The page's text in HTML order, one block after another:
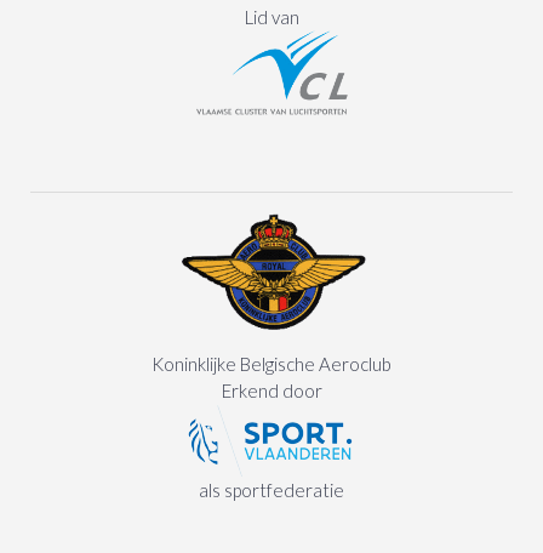
Lid van
Koninklijke Belgische Aeroclub
Erkend door
als sportfederatie